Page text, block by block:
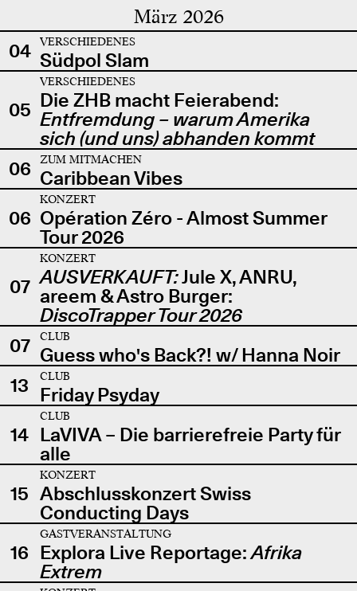
März 2026
04 VERSCHIEDENES
Südpol Slam
05
VERSCHIEDENES
Die ZHB macht Feierabend:
Entfremdung – warum Amerika
sich (und uns) abhanden kommt
06
ZUM MITMACHEN
Caribbean Vibes
06
KONZERT
Opération Zéro - Almost Summer
Tour 2026
07
KONZERT
AUSVERKAUFT:Jule X, ANRU,
areem & Astro Burger:
DiscoTrapper Tour 2026
07
CLUB
Guess who's Back?! w/ Hanna Noir
13
CLUB
Friday Psyday
14
CLUB
LaVIVA – Die barrierefreie Party für
alle
15
KONZERT
Abschlusskonzert Swiss
Conducting Days
16
GASTVERANSTALTUNG
Explora Live Reportage:Afrika
Extrem